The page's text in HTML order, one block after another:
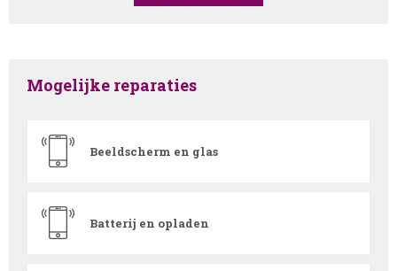
Mogelijke reparaties
Beeldscherm en glas
Batterij en opladen